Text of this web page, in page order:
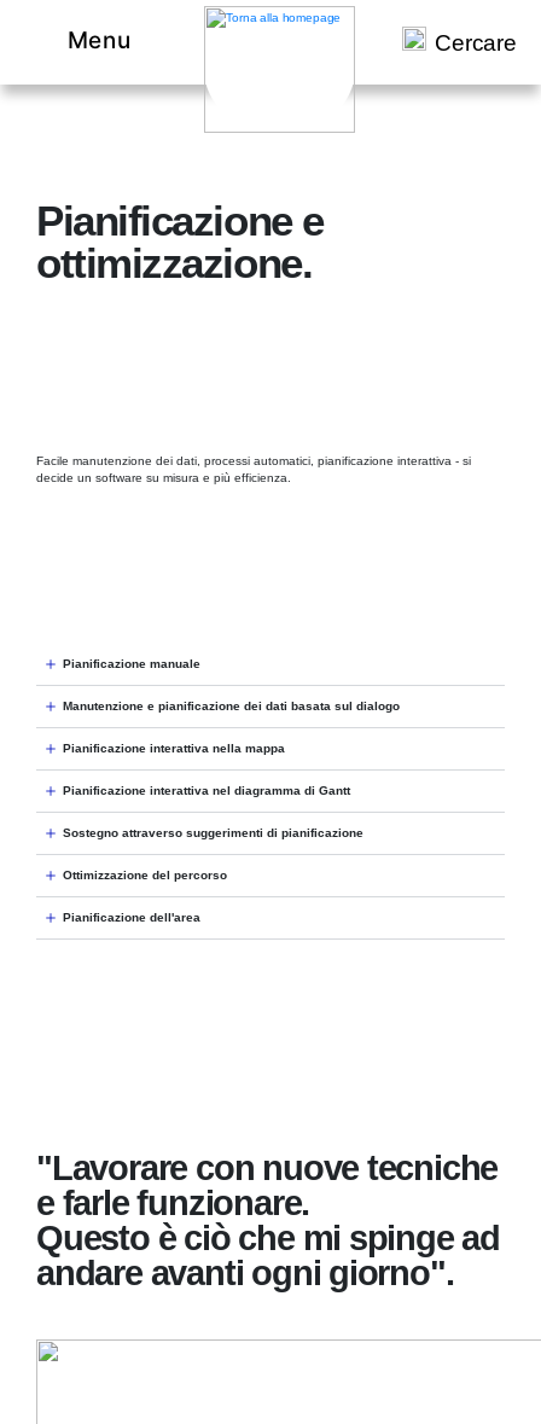
Menu Cercare
Pianificazione e
ottimizzazione.
Facile manutenzione dei dati, processi automatici, pianificazione interattiva - si
decide un software su misura e più efficienza.
Pianificazione manuale
Manutenzione e pianificazione dei dati basata sul dialogo
Pianificazione interattiva nella mappa
Pianificazione interattiva nel diagramma di Gantt
Sostegno attraverso suggerimenti di pianificazione
Ottimizzazione del percorso
Pianificazione dell'area
"Lavorare con nuove tecniche
e farle funzionare.
Questo è ciò che mi spinge ad
andare avanti ogni giorno".